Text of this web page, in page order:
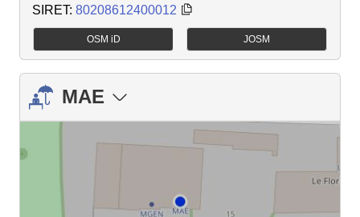
SIRET: 80208612400012
OSM iD JOSM
MAE